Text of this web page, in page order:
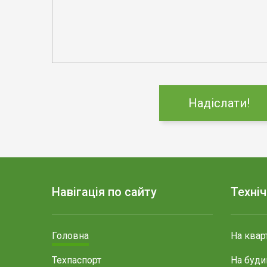
Навігація по сайту
Головна
Техпаспорт
На
На